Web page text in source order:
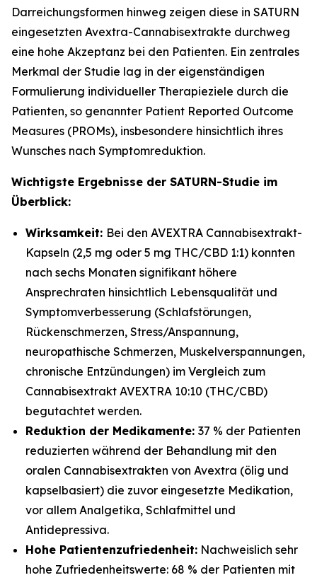
Darreichungsformen hinweg zeigen diese in SATURN
eingesetzten Avextra-Cannabisextrakte durchweg
eine hohe Akzeptanz bei den Patienten. Ein zentrales
Merkmal der Studie lag in der eigenständigen
Formulierung individueller Therapieziele durch die
Patienten, so genannter Patient Reported Outcome
Measures (PROMs), insbesondere hinsichtlich ihres
Wunsches nach Symptomreduktion.
Wichtigste Ergebnisse der SATURN-Studie im
Überblick:
Wirksamkeit: Bei den AVEXTRA Cannabisextrakt-
Kapseln (2,5 mg oder 5 mg THC/CBD 1:1) konnten
nach sechs Monaten signifikant höhere
Ansprechraten hinsichtlich Lebensqualität und
Symptomverbesserung (Schlafstörungen,
Rückenschmerzen, Stress/Anspannung,
neuropathische Schmerzen, Muskelverspannungen,
chronische Entzündungen) im Vergleich zum
Cannabisextrakt AVEXTRA 10:10 (THC/CBD)
begutachtet werden.
Reduktion der Medikamente: 37 % der Patienten
reduzierten während der Behandlung mit den
oralen Cannabisextrakten von Avextra (ölig und
kapselbasiert) die zuvor eingesetzte Medikation,
vor allem Analgetika, Schlafmittel und
Antidepressiva.
Hohe Patientenzufriedenheit: Nachweislich sehr
hohe Zufriedenheitswerte: 68 % der Patienten mit